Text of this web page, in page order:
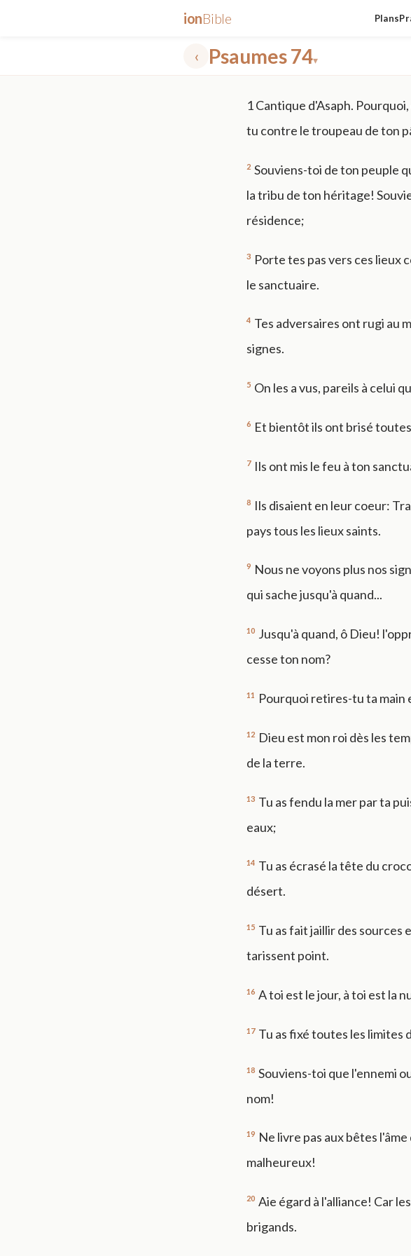
ionBible Plans
‹ Psaumes 74▾
1Cantique d'Asaph.
tu contre le troupeau de ton
2 Souviens-toi de ton peuple
la tribu de ton héritage!
résidence;
3 Porte tes pas vers ces lieux
le sanctuaire.
4 Tes adversaires ont rugi au
signes.
5 On les a vus, pareils à celui
6 Et bientôt ils ont brisé
7 Ils ont mis le feu à ton
8 Ils disaient en leur coeur:
pays tous les lieux saints.
9 Nous ne voyons plus nos
qui sache jusqu'à quand...
10 Jusqu'à quand, ô Dieu!
cesse ton nom?
11 Pourquoi retires-tu ta main
12 Dieu est mon roi dès les
de la terre.
13 Tu as fendu la mer par ta
eaux;
14 Tu as écrasé la tête du
désert.
15 Tu as fait jaillir des sources
tarissent point.
16 A toi est le jour, à toi est la
17 Tu as fixé toutes les limites
18 Souviens-toi que l'ennemi
nom!
19 Ne livre pas aux bêtes
malheureux!
20 Aie égard à l'alliance! Car
brigands.